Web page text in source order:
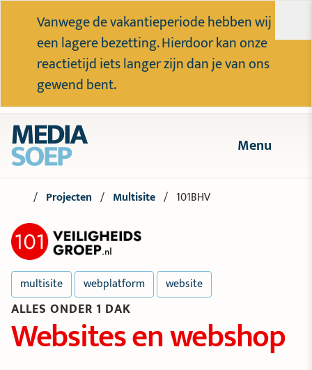
Vanwege de vakantieperiode hebben wij
een lagere bezetting. Hierdoor kan onze
reactietijd iets langer zijn dan je van ons
gewend bent.
Menu
Projecten Multisite 101BHV
multisite webplatform website
Websites en webshop
ALLES ONDER 1 DAK